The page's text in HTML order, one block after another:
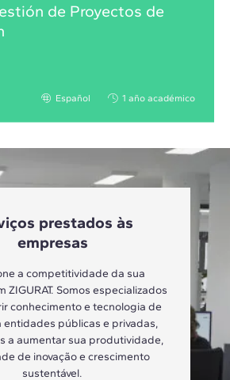
de Proyectos de
Español 1 año académico
prestados às
empresas
a competitividade da sua
ZIGURAT. Somos especializados
conhecimento e tecnologia de
entidades públicas e privadas,
a aumentar sua produtividade,
de inovação e crescimento
sustentável.